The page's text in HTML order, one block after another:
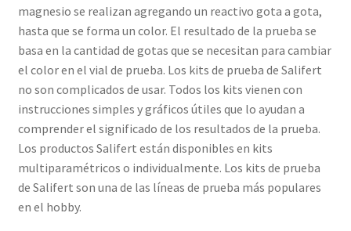
magnesio se realizan agregando un reactivo gota a gota,
hasta que se forma un color. El resultado de la prueba se
basa en la cantidad de gotas que se necesitan para cambiar
el color en el vial de prueba. Los kits de prueba de Salifert
no son complicados de usar. Todos los kits vienen con
instrucciones simples y gráficos útiles que lo ayudan a
comprender el significado de los resultados de la prueba.
Los productos Salifert están disponibles en kits
multiparamétricos o individualmente. Los kits de prueba
de Salifert son una de las líneas de prueba más populares
en el hobby.